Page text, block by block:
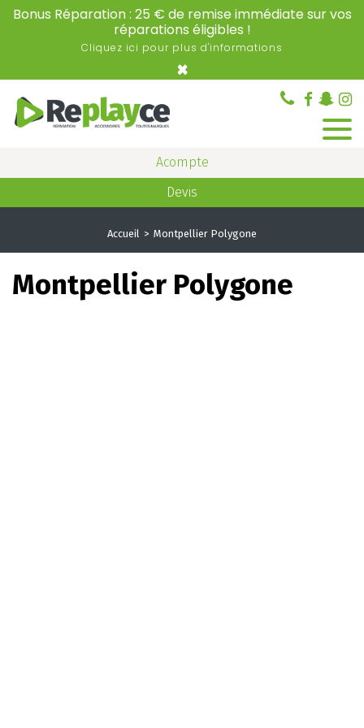
Bonus Réparation : 25 € de remise immédiate sur vos
réparations éligibles !
Cliquez ici pour plus d'informations
×
Acompte
Devis
Accueil Montpellier Polygone
Montpellier Polygone